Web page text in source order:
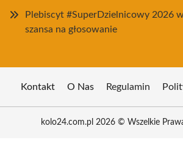
Plebiscyt #SuperDzielnicowy 2026
szansa na głosowanie
Kontakt O Nas Regulamin
kolo24.com.pl 2026 © Wszelkie